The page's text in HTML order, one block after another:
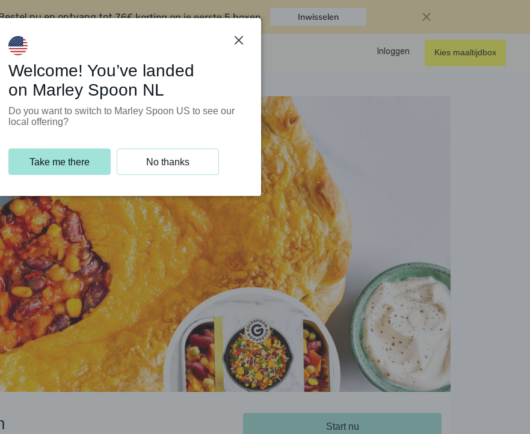
nu en ontvang tot76€ korting op je eerste 5 boxen. Inwisselen
Klantenservice Inloggen Kies maaltijdbox
Start nu
Welcome! You’ve landed
on Marley Spoon NL
Do you want to switch to Marley Spoon US to see our
local offering?
Take me there No thanks